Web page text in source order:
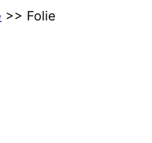
>> Folie